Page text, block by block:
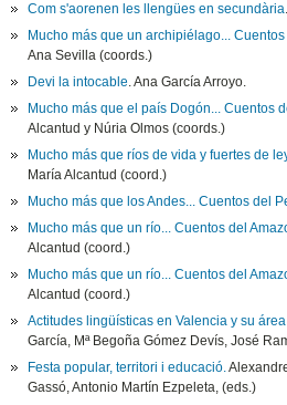
Com s'aorenen les llengües en secundària
Mucho más que un archipiélago...
Ana Sevilla (coords.)
Devi la intocable. Ana García Arroyo.
Mucho más que el país Dogón... Cuentos
Alcantud y Núria Olmos (coords.)
Mucho más que ríos de vida y fuertes de
María Alcantud (coord.)
Mucho más que los Andes... Cuentos del
Mucho más que un río... Cuentos del
Alcantud (coord.)
Mucho más que un río... Cuentos del
Alcantud (coord.)
Actitudes lingüísticas en Valencia y su
García, Mª Begoña Gómez Devís, José
Festa popular, territori i educació.
Gassó, Antonio Martín Ezpeleta, (eds.)